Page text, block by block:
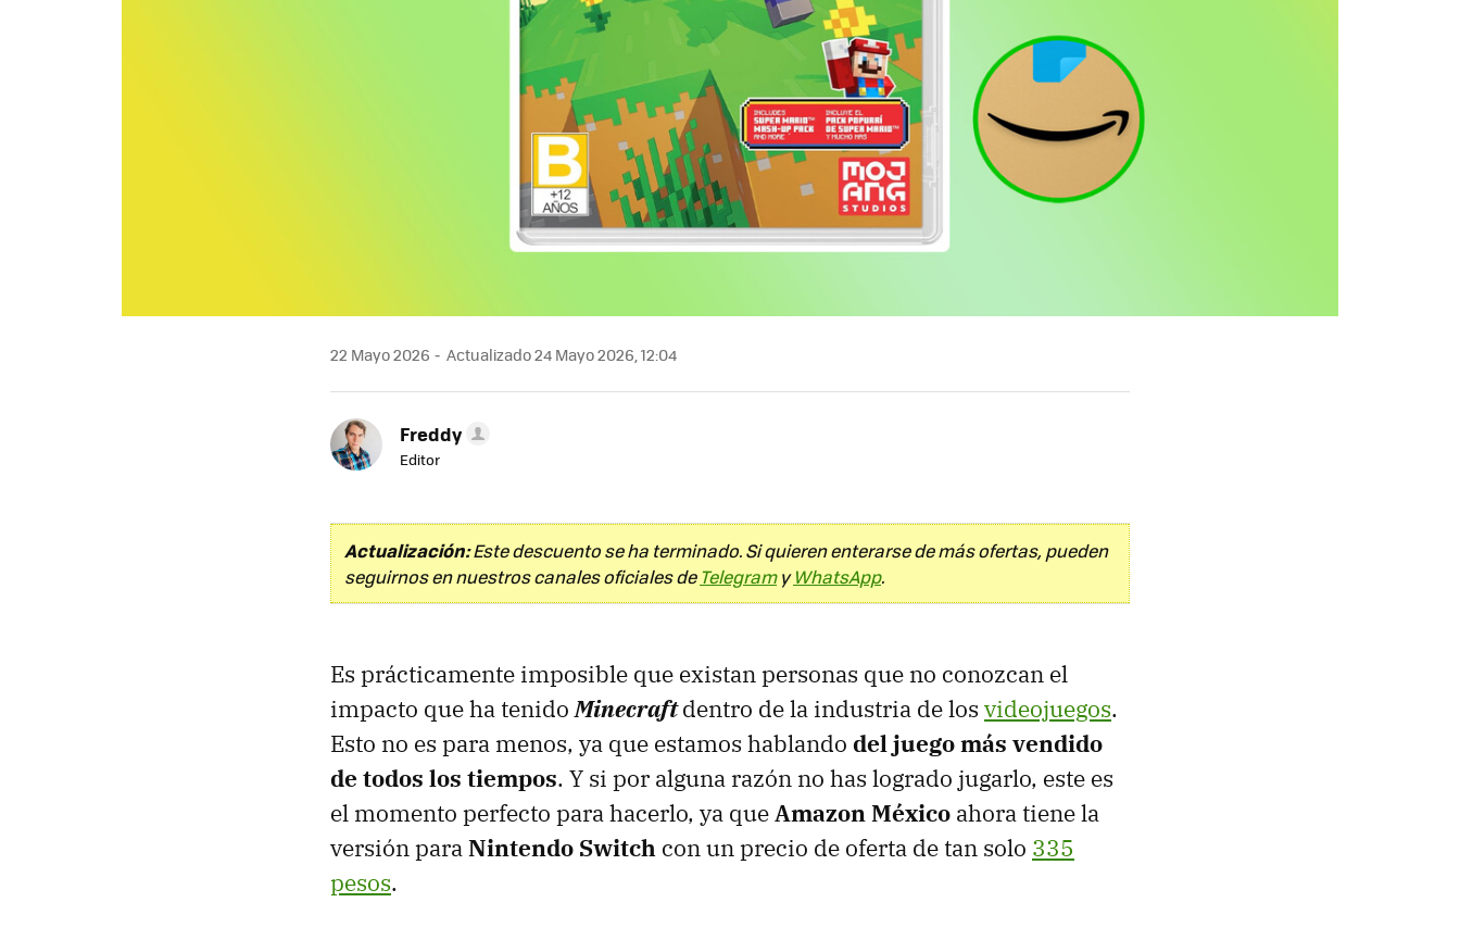
22 Mayo 2026 Actualizado 24 Mayo 2026, 12:04
Freddy
Editor
Actualización:Este descuento se ha terminado. Si quieren enterarse de más ofertas, pueden
seguirnos en nuestros canales oficiales de TelegramyWhatsApp.
Es prácticamente imposible que existan personas que no conozcan el
impacto que ha tenidoMinecraftdentro de la industria de los videojuegos.
Esto no es para menos, ya que estamos hablando del juego más vendido
de todos los tiempos. Y si por alguna razón no has logrado jugarlo, este es
el momento perfecto para hacerlo, ya queAmazon México ahora tiene la
versión paraNintendo Switch con un precio de oferta de tan solo 335
pesos.